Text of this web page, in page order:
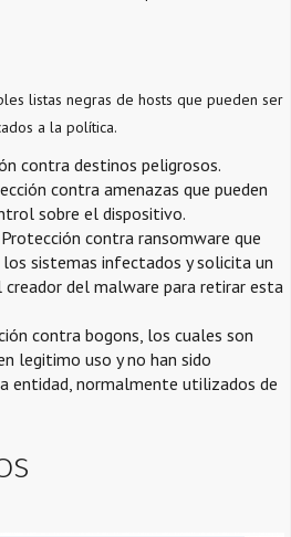
listas negras de hosts que pueden ser
a la política.
contra destinos peligrosos.
contra amenazas que pueden
sobre el dispositivo.
Protección contra ransomware que
sistemas infectados y solicita un
del malware para retirar esta
contra bogons, los cuales son
legitimo uso y no han sido
entidad, normalmente utilizados de